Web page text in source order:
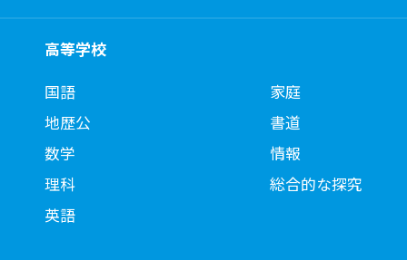
高等学校
国語
地歴公
数学
理科
英語
家庭
書道
情報
総合的な探究